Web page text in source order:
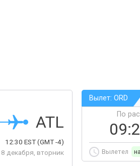
ATL
12:30EST(GMT -4)
декабря, вторник
Вылет: ORD
По
Вылетел